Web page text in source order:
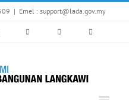
| Emel : support@lada.gov.my